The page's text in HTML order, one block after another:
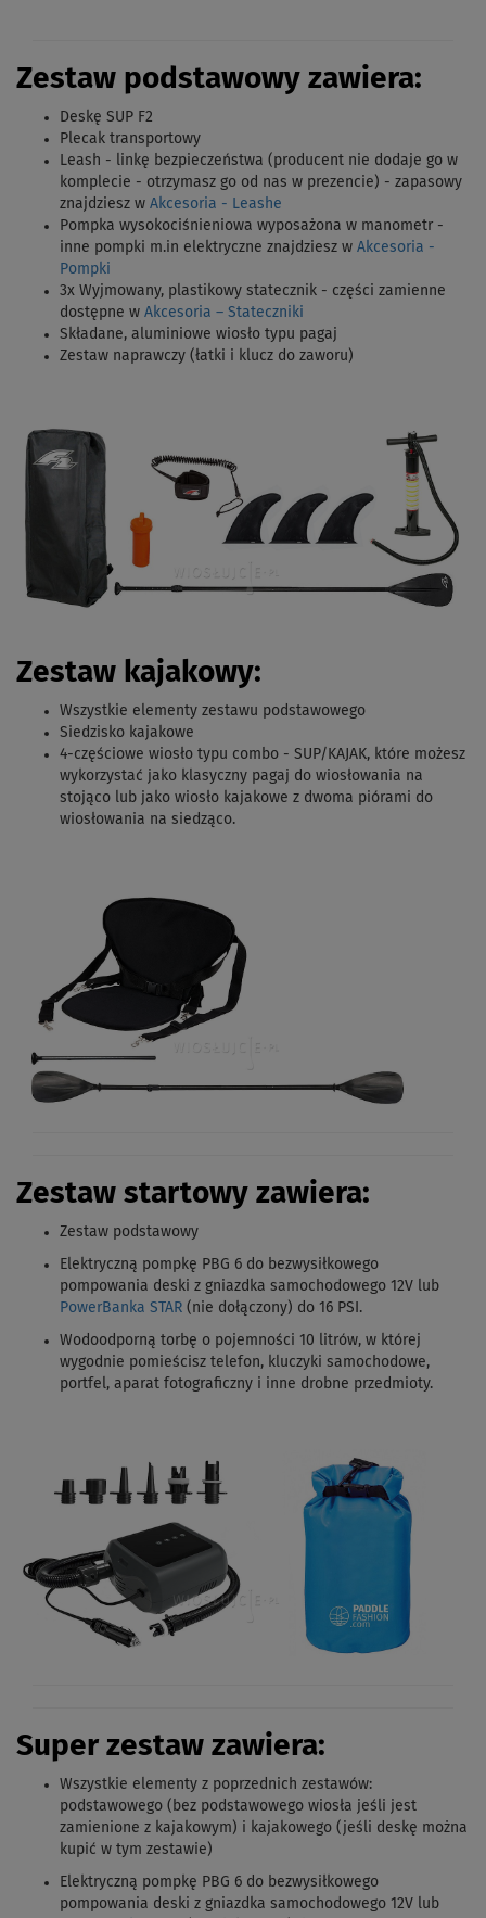
Zestaw podstawowy zawiera:
Deskę SUP F2
Plecak transportowy
Leash - linkę bezpieczeństwa (producent nie dodaje go w
komplecie - otrzymasz go od nas w prezencie) - zapasowy
znajdziesz w Akcesoria - Leashe
Pompka wysokociśnieniowa wyposażona w manometr -
inne pompki m.in elektryczne znajdziesz w Akcesoria -
Pompki
3x Wyjmowany, plastikowy statecznik - części zamienne
dostępne w Akcesoria – Stateczniki
Składane, aluminiowe wiosło typu pagaj
Zestaw naprawczy (łatki i klucz do zaworu)
Zestaw kajakowy:
Wszystkie elementy zestawu podstawowego
Siedzisko kajakowe
4-częściowe wiosło typu combo - SUP/KAJAK, które możesz
wykorzystać jako klasyczny pagaj do wiosłowania na
stojąco lub jako wiosło kajakowe z dwoma piórami do
wiosłowania na siedząco.
Zestaw startowy zawiera:
Zestaw podstawowy
Elektryczną pompkę PBG 6 do bezwysiłkowego
pompowania deski z gniazdka samochodowego 12V lub
PowerBanka STAR (nie dołączony) do 16 PSI.
Wodoodporną torbę o pojemności 10 litrów, w której
wygodnie pomieścisz telefon, kluczyki samochodowe,
portfel, aparat fotograficzny i inne drobne przedmioty.
Super zestaw zawiera:
Wszystkie elementy z poprzednich zestawów:
podstawowego (bez podstawowego wiosła jeśli jest
zamienione z kajakowym) i kajakowego (jeśli deskę można
kupić w tym zestawie)
Elektryczną pompkę PBG 6 do bezwysiłkowego
pompowania deski z gniazdka samochodowego 12V lub